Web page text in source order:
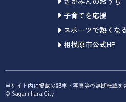
子育てを応援
スポーツで熱くなる
相模原市公式HP
当サイト内に掲載の記事・写真等の無断転載を
© Sagamihara City